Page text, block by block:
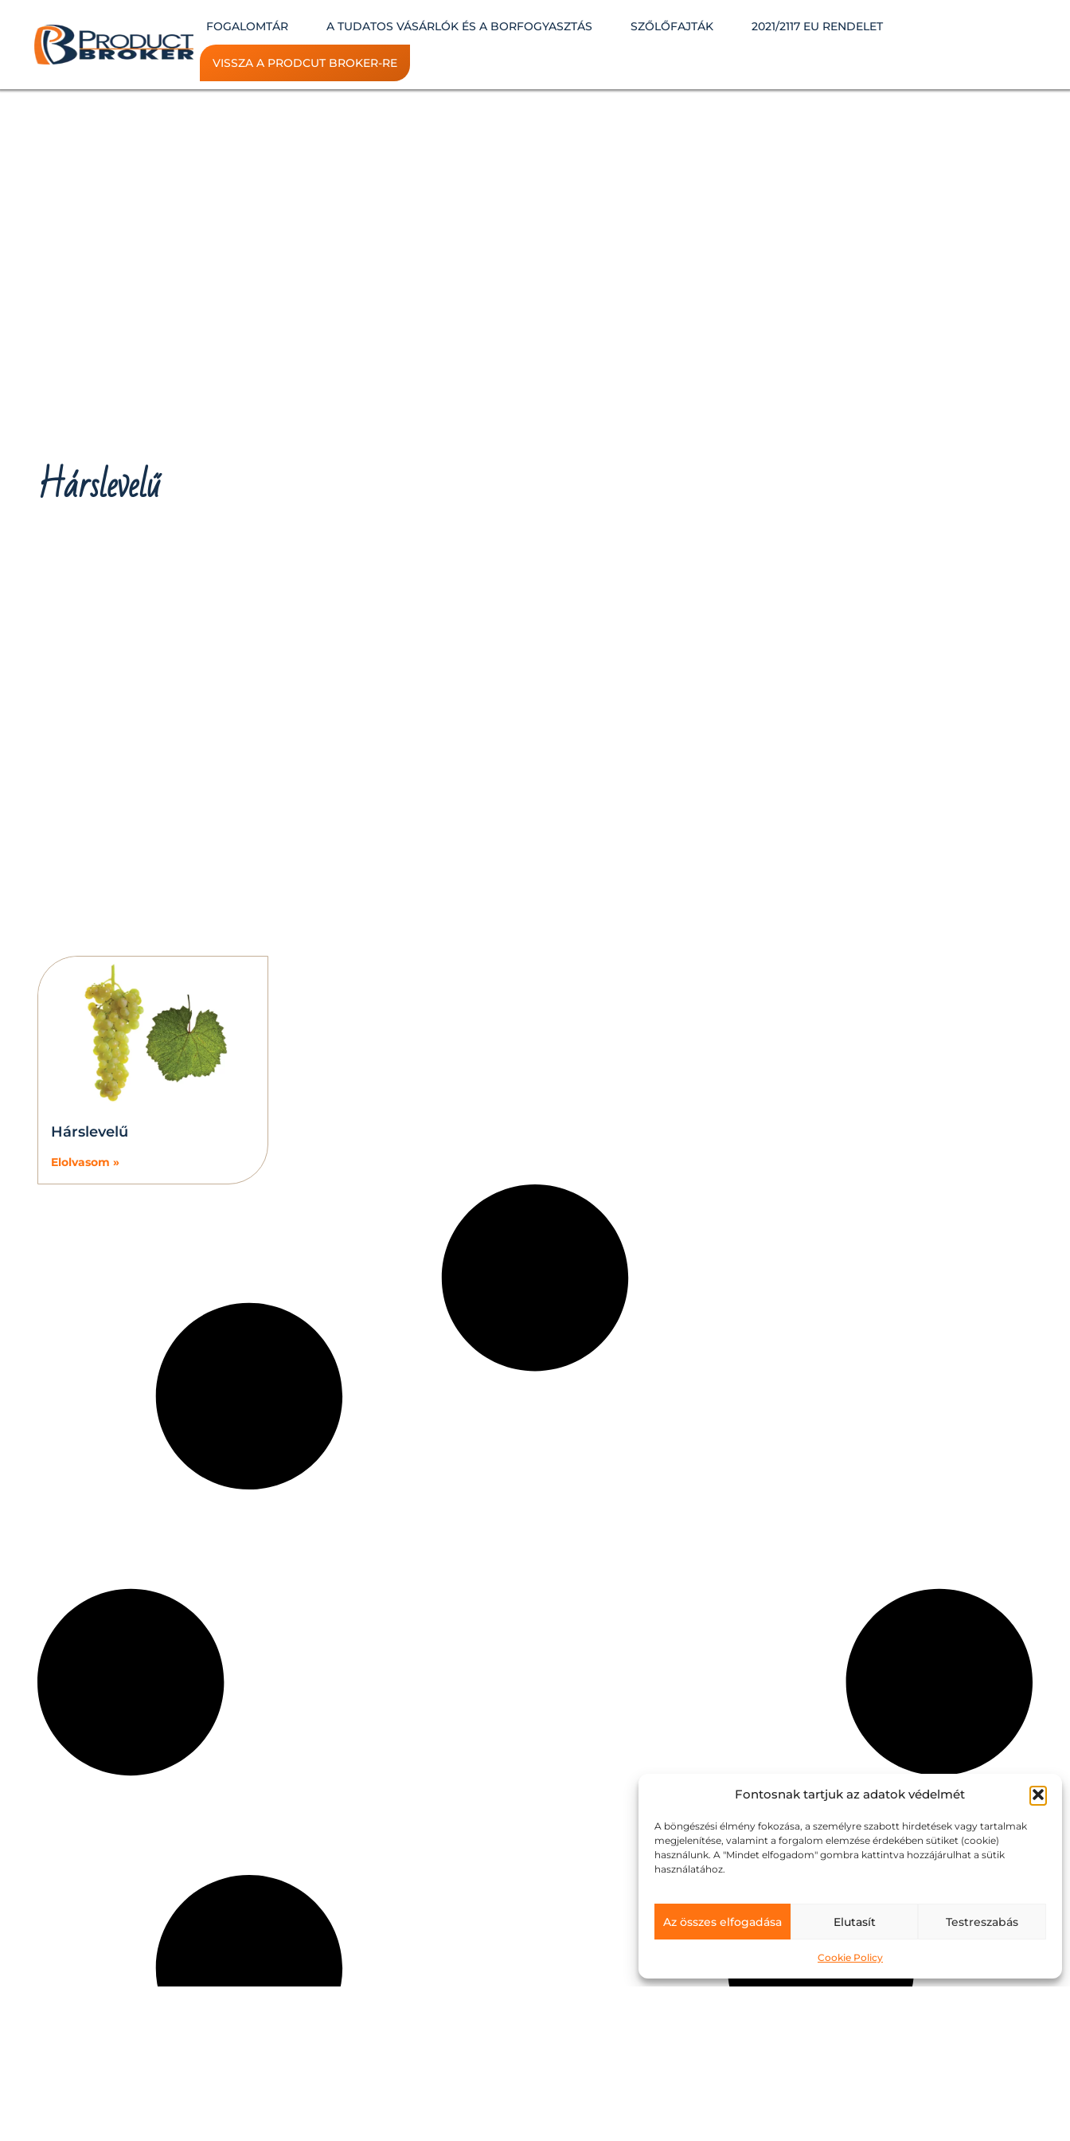
Fontosnak tartjuk az adatok védelmét
A böngészési élmény fokozása, a személyre szabott hirdetések vagy tartalmak
megjelenítése, valamint a forgalom elemzése érdekében sütiket (cookie)
használunk. A "Mindet elfogadom" gombra kattintva hozzájárulhat a sütik
használatához.
Az összes elfogadása Elutasít Testreszabás
Cookie Policy
FOGALOMTÁR A TUDATOS VÁSÁRLÓK ÉS A BORFOGYASZTÁS SZŐLŐFAJTÁK 2021/2117 EU RENDELET
VISSZA A PRODCUT BROKER-RE
Hárslevelű
Hárslevelű
Elolvasom »